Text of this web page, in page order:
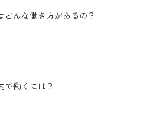
どんな働き方があるの？
で働くには？